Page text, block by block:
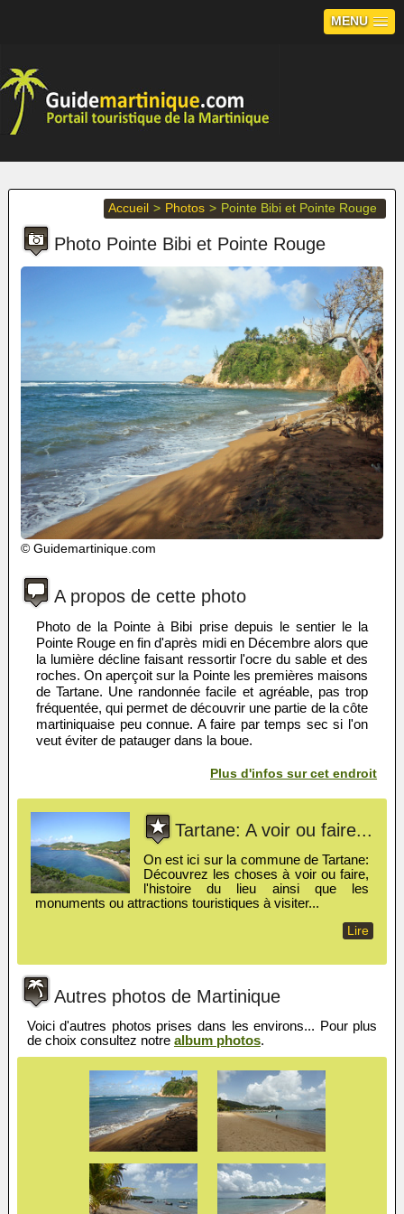
MENU
Photo Pointe Bibi et Pointe Rouge
Accueil > Photos > Pointe Bibi et Pointe Rouge
© Guidemartinique.com
A propos de cette photo
Photo de la Pointe à Bibi prise depuis le sentier le la
Pointe Rouge en fin d'après midi en Décembre alors que
la lumière décline faisant ressortir l'ocre du sable et des
roches. On aperçoit sur la Pointe les premières maisons
de Tartane. Une randonnée facile et agréable, pas trop
fréquentée, qui permet de découvrir une partie de la côte
martiniquaise peu connue. A faire par temps sec si l'on
veut éviter de patauger dans la boue.
Plus d'infos sur cet endroit
Tartane: A voir ou faire...
On est ici sur la commune de Tartane:
Découvrez les choses à voir ou faire,
l'histoire du lieu ainsi que les
monuments ou attractions touristiques à visiter...
Lire
Autres photos de Martinique
Voici d'autres photos prises dans les environs... Pour plus
de choix consultez notre album photos.